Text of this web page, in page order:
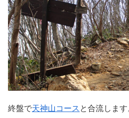
終盤で天神山コース と合流します